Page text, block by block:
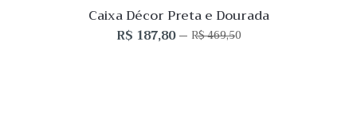
Caixa Décor Preta e Dourada
R$469,50
O
R$ 187,80 O